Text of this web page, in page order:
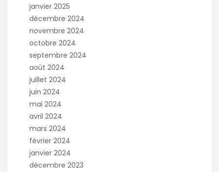
janvier 2025
décembre 2024
novembre 2024
octobre 2024
septembre 2024
août 2024
juillet 2024
juin 2024
mai 2024
avril 2024
mars 2024
février 2024
janvier 2024
décembre 2023